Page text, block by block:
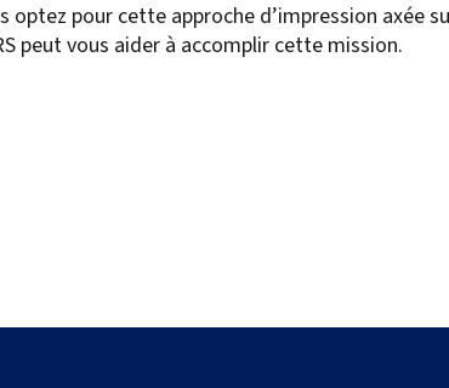
pour cette approche d’impression axée
peut vous aider à accomplir cette mission.